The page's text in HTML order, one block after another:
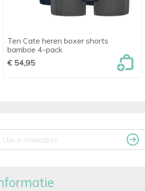
 Snel bekijken
Ten Cate heren boxer shorts
bamboe 4-pack
€ 54,95